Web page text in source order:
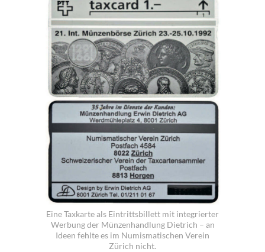
Eine Taxkarte als Eintrittsbillett mit integrierter
Werbung der Münzenhandlung Dietrich – an
Ideen fehlte es im Numismatischen Verein
Zürich nicht.